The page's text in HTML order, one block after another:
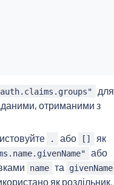
для
отриманими з
. або []
як
або
name та givenName
як роздільник.